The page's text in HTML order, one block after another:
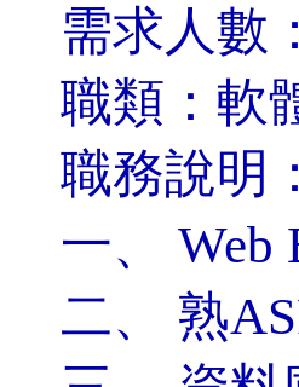
需求人數
職類：軟
職務說明：
一、 Web
二、 熟